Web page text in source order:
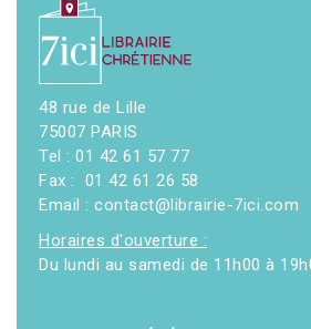
48 rue de Lille
75007 PARIS
Tel : 01 42 61 57 77
Fax : 01 42 61 26 58
Email : contact@librairie-7ici.com
Horaires d'ouverture :
Du lundi au samedi de 11h00 à